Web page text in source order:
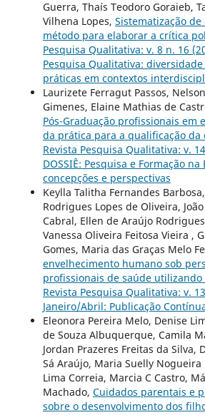
Guerra, Thaís Teodoro Goraieb,
Vilhena Lopes, Sistematização
método para elaborar a crítica
Pesquisa Qualitativa: v. 8 n. 16
Pesquisa Qualitativa:
práticas em contextos
Laurizete Ferragut Passos,
Gimenes, Elaine Mathias de
Pós-Graduação profissionais em
da prática para a qualificação da
Revista Pesquisa Qualitativa: v.
DOSSIÊ: Pesquisa e Formação na
concepções e perspectivas
Keylla Talitha Fernandes
Rodrigues Lopes de Oliveira,
Cabral, Ellen de Araújo
Vanessa Oliveira Feitosa Vieira ,
Gomes, Maria das Graças Melo
envelhecimento humano sob
profissionais de saúde
Revista Pesquisa Qualitativa: v.
Janeiro/Abril: Publicação
Eleonora Pereira Melo, Denise
de Souza Albuquerque, Camila
Jordan Prazeres Freitas da Silva,
Sá Araújo, Maria Suelly
Lima Correia, Marcia C Castro,
Machado, Cuidados parentais e
sobre o desenvolvimento dos